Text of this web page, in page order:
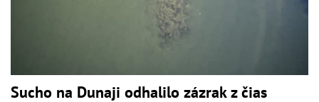
Sucho na Dunaji odhalilo zázrak z čias